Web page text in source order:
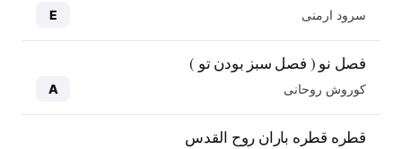
سرود ارمنی E
فصل نو ( فصل سبز بودن تو )
کوروش روحانی A
قطره قطره باران روح القدس